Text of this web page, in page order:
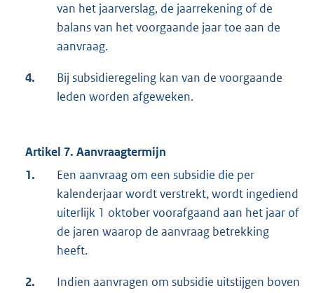
van het jaarverslag, de jaarrekening of de
balans van het voorgaande jaar toe aan de
aanvraag.
4.
Bij subsidieregeling kan van de voorgaande
leden worden afgeweken.
Artikel 7. Aanvraagtermijn
1.
Een aanvraag om een subsidie die per
kalenderjaar wordt verstrekt, wordt ingediend
uiterlijk 1 oktober voorafgaand aan het jaar of
de jaren waarop de aanvraag betrekking
heeft.
2.
Indien aanvragen om subsidie uitstijgen boven